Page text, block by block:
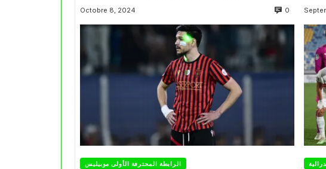
Octobre 8, 2024 0
الرابطة المحترفة الأولى موبيليس